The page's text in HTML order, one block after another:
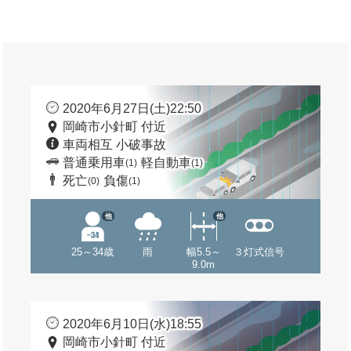
2020年6月27日(土)22:50
岡崎市小針町 付近
車両相互 小破事故
普通乗用車(1) 軽自動車(1)
死亡(0) 負傷(1)
25～34歳
他
雨
幅5.5～
9.0m
他
３灯式信号
2020年6月10日(水)18:55
岡崎市小針町 付近